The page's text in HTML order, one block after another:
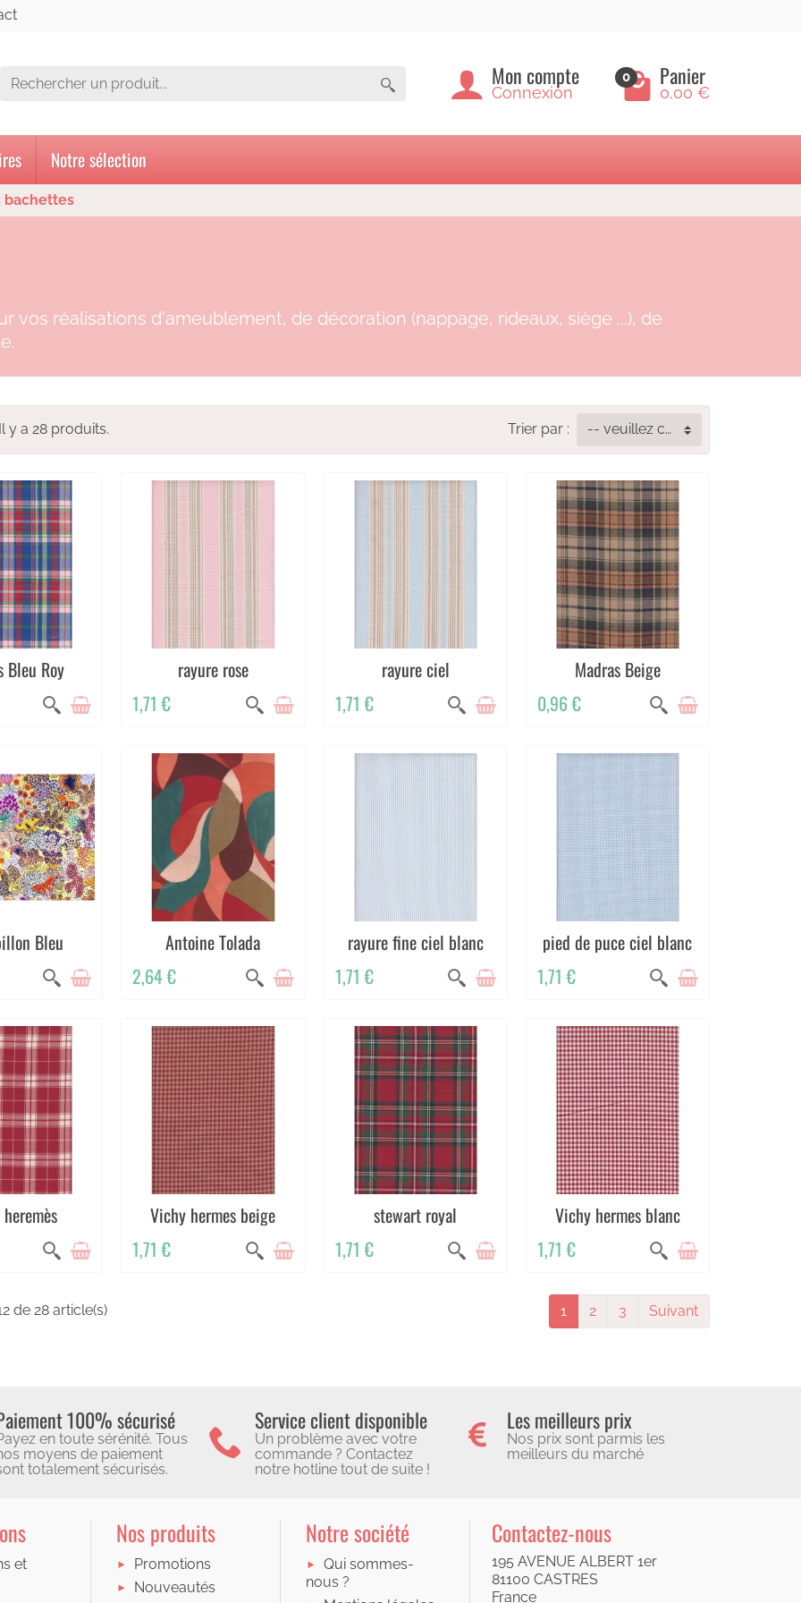
Mon compte
Connexion
0 Panier
0,00 €
Notre sélection
bachettes
vos réalisations d'ameublement, de décoration (nappage, rideaux, siège ...), de
Il y a 28 produits. Trier par : -- veuillez choisir --
Bleu Roy
rayure rose
1,71 €
rayure ciel
1,71 €
Madras Beige
0,96 €
Bleu
Antoine Tolada
2,64 €
rayure fine ciel blanc
1,71 €
pied de puce ciel blanc
1,71 €
Vichy hermes beige
1,71 €
stewart royal
1,71 €
Vichy hermes blanc
1,71 €
de 28 article(s) 1 2 3 Suivant
100% sécurisé
en toute sérénité. Tous
moyens de paiement
totalement sécurisés.
Service client disponible
Un problème avec votre
commande ? Contactez
notre hotline tout de suite !
Les meilleurs prix
Nos prix sont parmis les
meilleurs du marché
et
Nos produits
Promotions
Nouveautés
Notre société
Qui sommes-
nous ?
Contactez-nous
195 AVENUE ALBERT 1er
81100 CASTRES
France